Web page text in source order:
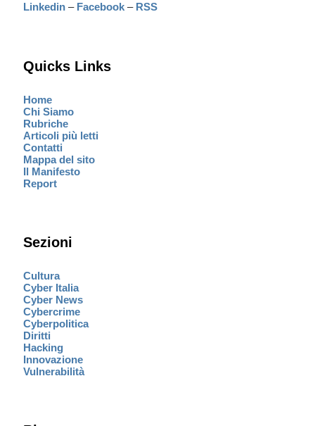
Linkedin – Facebook – RSS
Quicks Links
Home
Chi Siamo
Rubriche
Articoli più letti
Contatti
Mappa del sito
Il Manifesto
Report
Sezioni
Cultura
Cyber Italia
Cyber News
Cybercrime
Cyberpolitica
Diritti
Hacking
Innovazione
Vulnerabilità